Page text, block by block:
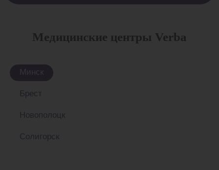
Медицинские центры Verba
Минск
Брест
Новополоцк
Солигорск